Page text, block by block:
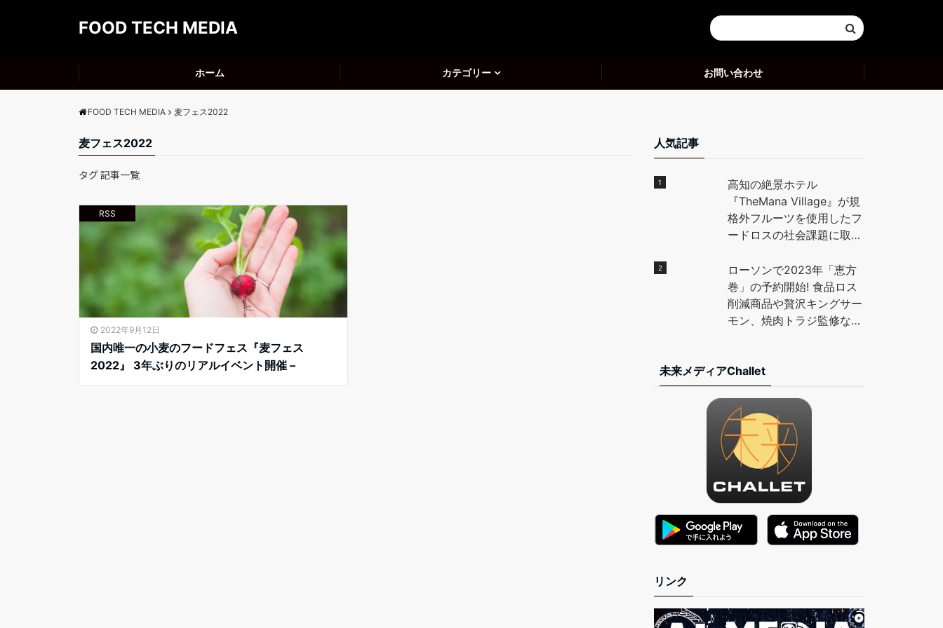
FOOD TECH MEDIA
ホーム カテゴリー お問い合わせ
FOOD TECH MEDIA 麦フェス2022
麦フェス2022
タグ 記事一覧
RSS
2022年9月12日
国内唯一の小麦のフードフェス『麦フェス
2022』 3年ぶりのリアルイベント開催 –
人気記事
高知の絶景ホテル
『TheMana Village』が規
格外フルーツを使用したフ
ードロスの社会課題に取り
夏」を使用したデザートを
地元高校生と開発し、全国
に魅力を発信。 – PR
TIMES
ローソンで2023年「恵方
巻」の予約開始! 食品ロス
削減商品や贅沢キングサー
モン、焼肉トラジ監修など
未来メディアChallet
リンク